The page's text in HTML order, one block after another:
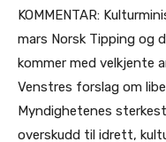
KOMMENTAR:
mars Norsk Tipping og
kommer med velkjente
Venstres forslag om
Myndighetenes
overskudd til idrett,